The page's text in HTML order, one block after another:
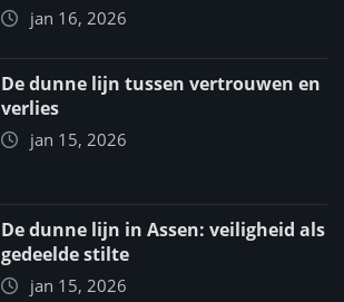
jan 16, 2026
De dunne lijn tussen vertrouwen en
verlies
jan 15, 2026
De dunne lijn in Assen: veiligheid als
gedeelde stilte
jan 15, 2026